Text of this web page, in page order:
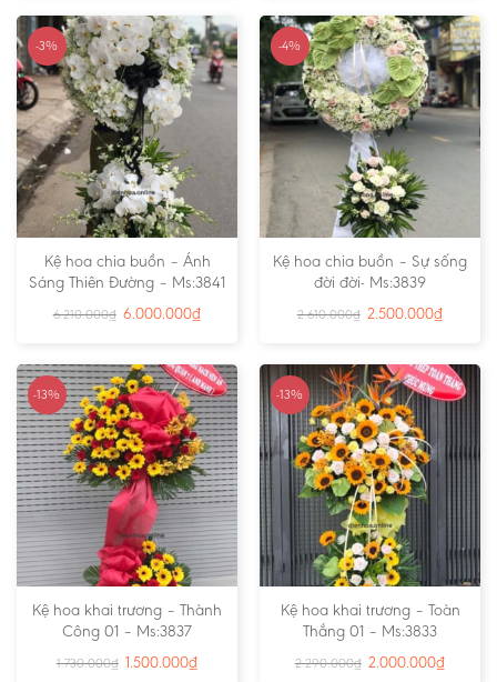
-3%
Kệ hoa chia buồn – Ánh
Sáng Thiên Đường – Ms:3841
6.210.000₫ 6.000.000₫
-4%
Kệ hoa chia buồn – Sự sống
đời đời- Ms:3839
2.610.000₫ 2.500.000₫
-13%
Kệ hoa khai trương – Thành
Công 01 – Ms:3837
1.730.000₫ 1.500.000₫
-13%
Kệ hoa khai trương – Toàn
Thắng 01 – Ms:3833
2.290.000₫ 2.000.000₫